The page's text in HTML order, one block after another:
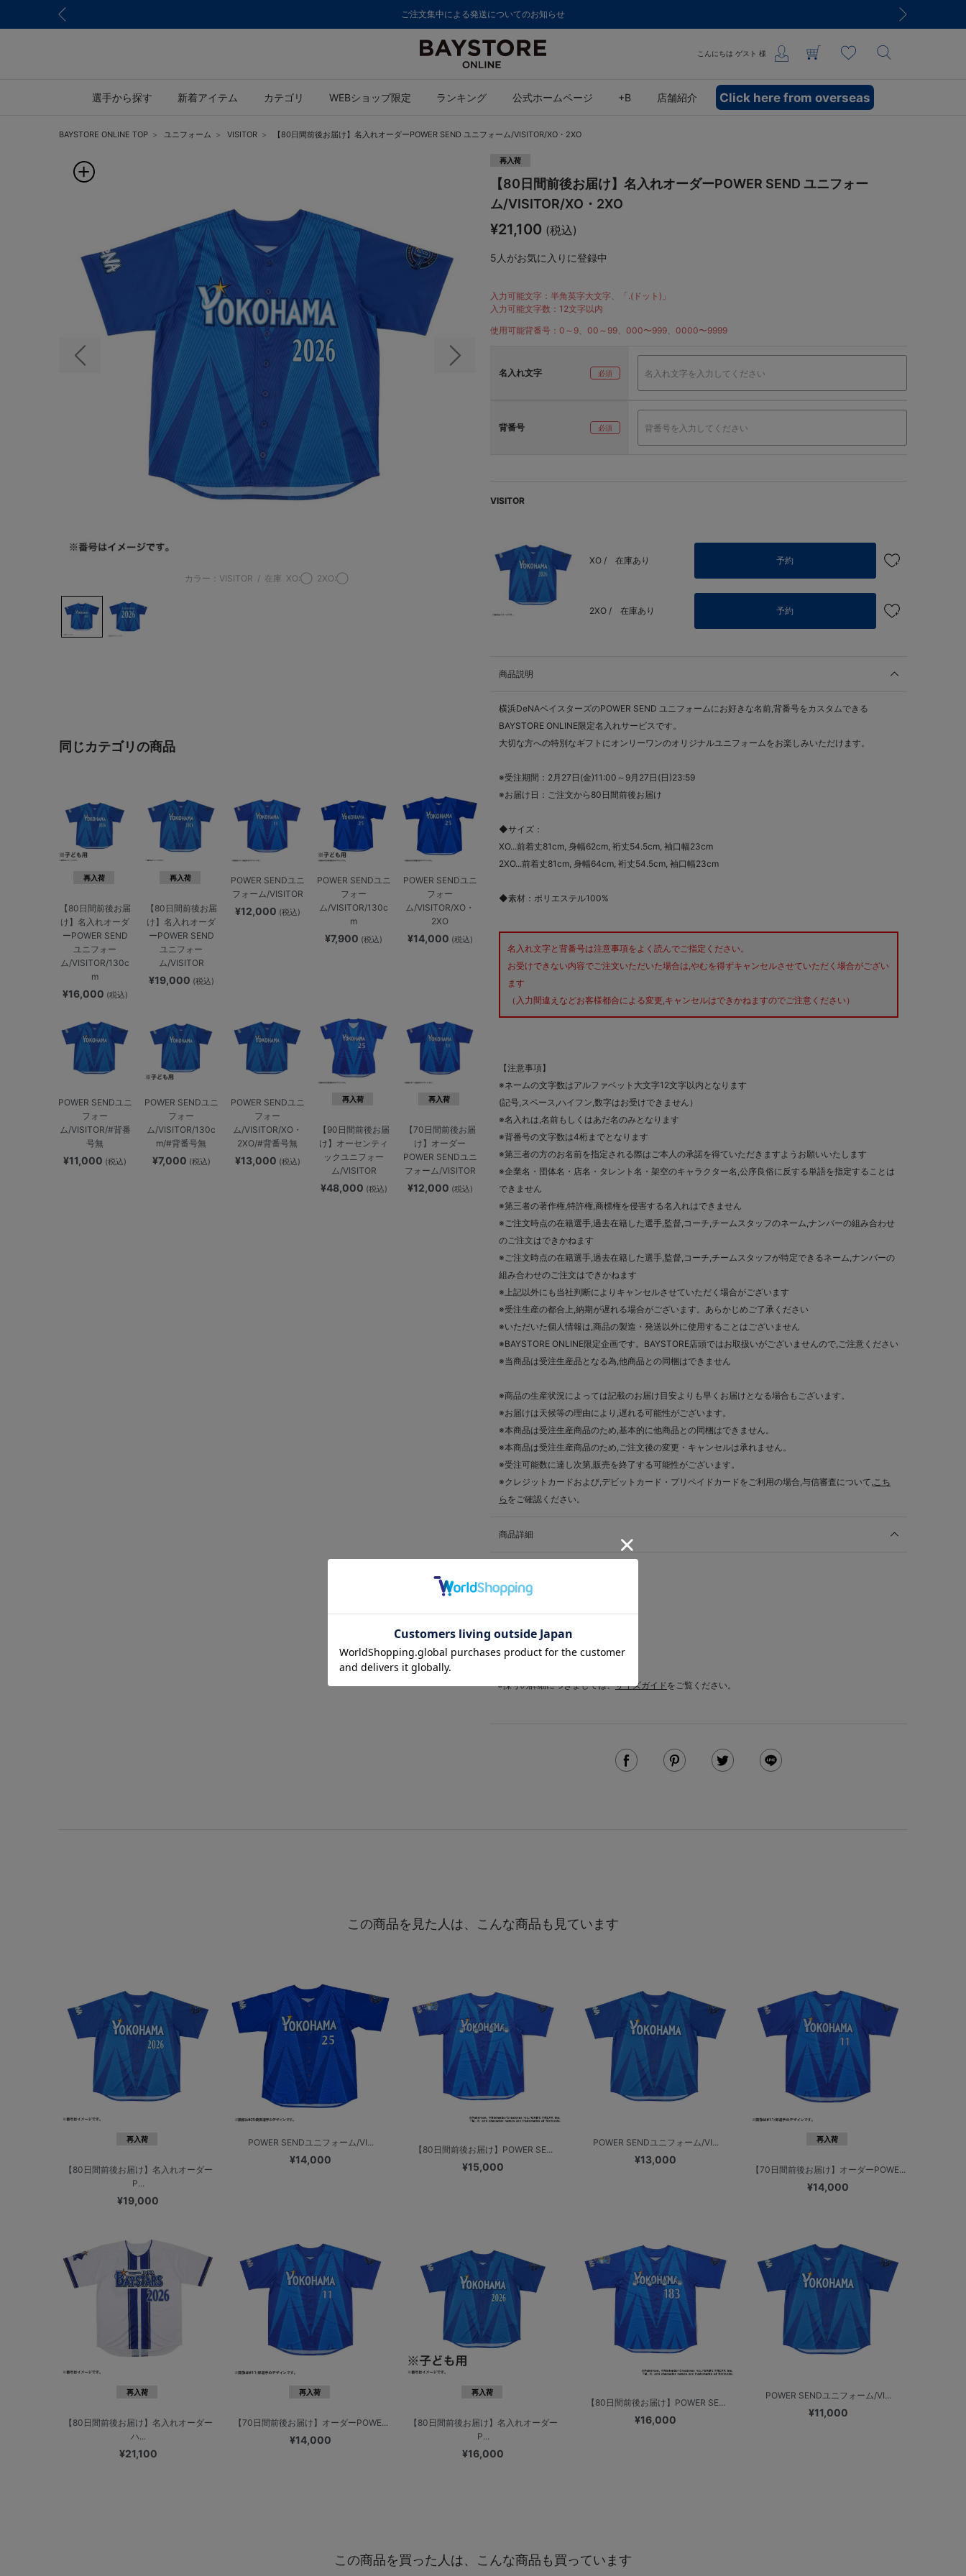
ご注文集中による発送についてのお知らせ
こんにちは ゲスト 様
選手から探す 新着アイテム カテゴリ WEBショップ限定 ランキング 公式ホームページ +B 店舗紹介 Click here from overseas
BAYSTORE ONLINE TOP ユニフォーム VISITOR 【80日間前後お届け】名入れオーダーPOWER SEND ユニフォーム/VISITOR/XO・2XO
前の画像 次の画像
カラー：VISITOR / 在庫 XO:◯ 2XO:◯
同じカテゴリの商品
再入荷
【80日間前後お届
け】名入れオーダ
ーPOWER SEND
ユニフォー
ム/VISITOR/130c
m
¥16,000 (税込)
再入荷
【80日間前後お届
け】名入れオーダ
ーPOWER SEND
ユニフォー
ム/VISITOR
¥19,000 (税込)
POWER SENDユニ
フォーム/VISITOR
¥12,000 (税込)
POWER SENDユニ
フォー
ム/VISITOR/130c
m
¥7,900 (税込)
POWER SENDユニ
フォー
ム/VISITOR/XO・
2XO
¥14,000 (税込)
POWER SENDユニ
フォー
ム/VISITOR/#背番
号無
¥11,000 (税込)
POWER SENDユニ
フォー
ム/VISITOR/130c
m/#背番号無
¥7,000 (税込)
POWER SENDユニ
フォー
ム/VISITOR/XO・
2XO/#背番号無
¥13,000 (税込)
再入荷
【90日間前後お届
け】オーセンティ
ックユニフォー
ム/VISITOR
¥48,000 (税込)
再入荷
【70日間前後お届
け】オーダー
POWER SENDユニ
フォーム/VISITOR
¥12,000 (税込)
再入荷
【80日間前後お届け】名入れオーダーPOWER SEND ユニフォー
ム/VISITOR/XO・2XO
¥21,100 (税込)
5人がお気に入りに登録中
入力可能文字：半角英字大文字、「.(ドット)」
入力可能文字数：12文字以内
使用可能背番号：0～9、00～99、000〜999、0000〜9999
名入れ文字
背番号
VISITOR
XO / 在庫あり 予約
2XO / 在庫あり 予約
商品説明
横浜DeNAベイスターズのPOWER SEND ユニフォームにお好きな名前,背番号をカスタムできる
BAYSTORE ONLINE限定名入れサービスです。
大切な方への特別なギフトにオンリーワンのオリジナルユニフォームをお楽しみいただけます。
※受注期間：2月27日(金)11:00～9月27日(日)23:59
※お届け日：ご注文から80日間前後お届け
◆サイズ：
XO...前着丈81cm, 身幅62cm, 裄丈54.5cm, 袖口幅23cm
2XO...前着丈81cm, 身幅64cm, 裄丈54.5cm, 袖口幅23cm
◆素材：ポリエステル100%
名入れ文字と背番号は注意事項をよく読んでご指定ください。
お受けできない内容でご注文いただいた場合は,やむを得ずキャンセルさせていただく場合がござい
ます
（入力間違えなどお客様都合による変更,キャンセルはできかねますのでご注意ください）
【注意事項】
※ネームの文字数はアルファベット大文字12文字以内となります
(記号,スペース,ハイフン,数字はお受けできません）
※名入れは,名前もしくはあだ名のみとなります
※背番号の文字数は4桁までとなります
※第三者の方のお名前を指定される際はご本人の承諾を得ていただきますようお願いいたします
※企業名・団体名・店名・タレント名・架空のキャラクター名,公序良俗に反する単語を指定することは
できません
※第三者の著作権,特許権,商標権を侵害する名入れはできません
※ご注文時点の在籍選手,過去在籍した選手,監督,コーチ,チームスタッフのネーム,ナンバーの組み合わせ
のご注文はできかねます
※ご注文時点の在籍選手,過去在籍した選手,監督,コーチ,チームスタッフが特定できるネーム,ナンバーの
組み合わせのご注文はできかねます
※上記以外にも当社判断によりキャンセルさせていただく場合がございます
※受注生産の都合上,納期が遅れる場合がございます。あらかじめご了承ください
※いただいた個人情報は,商品の製造・発送以外に使用することはございません
※BAYSTORE ONLINE限定企画です。BAYSTORE店頭ではお取扱いがございませんので,ご注意ください
※当商品は受注生産品となる為,他商品との同梱はできません
※商品の生産状況によっては記載のお届け目安よりも早くお届けとなる場合もございます。
※お届けは天候等の理由により,遅れる可能性がございます。
※本商品は受注生産商品のため,基本的に他商品との同梱はできません。
※本商品は受注生産商品のため,ご注文後の変更・キャンセルは承れません。
※受注可能数に達し次第,販売を終了する可能性がございます。
※クレジットカードおよび,デビットカード・プリペイドカードをご利用の場合,与信審査について, こち
ら をご確認ください。
商品詳細
性別 ユニセックス
サイズ XO
VISITOR
※採寸の詳細につきましては、サイズガイド をご覧ください。
この商品を見た人は、こんな商品も見ています
再入荷
【80日間前後お届け】名入れオーダー
P...
¥19,000
POWER SENDユニフォーム/VI...
¥14,000
【80日間前後お届け】POWER SE...
¥15,000
POWER SENDユニフォーム/VI...
¥13,000
再入荷
【70日間前後お届け】オーダーPOWE...
¥14,000
再入荷
【80日間前後お届け】名入れオーダー
ハ...
¥21,100
再入荷
【70日間前後お届け】オーダーPOWE...
¥14,000
再入荷
【80日間前後お届け】名入れオーダー
P...
¥16,000
【80日間前後お届け】POWER SE...
¥16,000
POWER SENDユニフォーム/VI...
¥11,000
この商品を買った人は、こんな商品も買っています